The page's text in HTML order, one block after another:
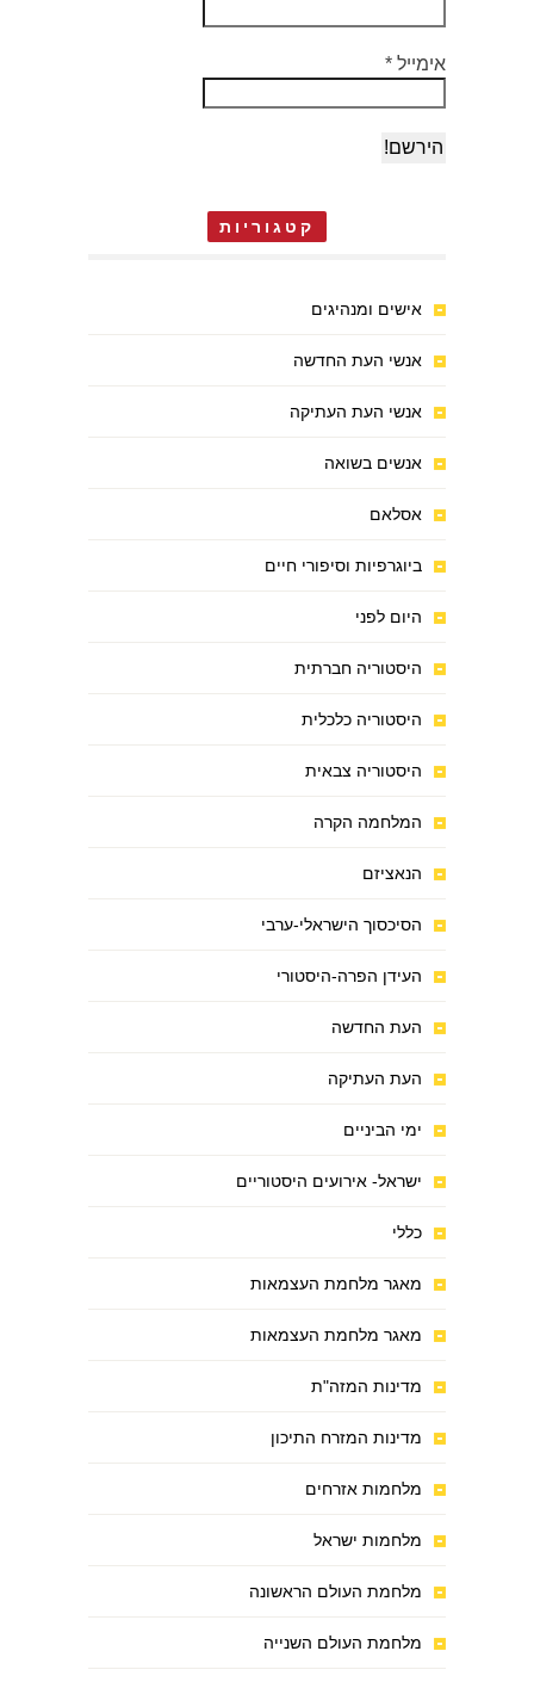
אימייל *
קטגוריות
אישים ומנהיגים
אנשי העת החדשה
אנשי העת העתיקה
אנשים בשואה
אסלאם
ביוגרפיות וסיפורי חיים
היום לפני
היסטוריה חברתית
היסטוריה כלכלית
היסטוריה צבאית
המלחמה הקרה
הנאציזם
הסיכסוך הישראלי-ערבי
העידן הפרה-היסטורי
העת החדשה
העת העתיקה
ימי הביניים
ישראל- אירועים היסטוריים
כללי
מאגר מלחמת העצמאות
מאגר מלחמת העצמאות
מדינות המזה"ת
מדינות המזרח התיכון
מלחמות אזרחים
מלחמות ישראל
מלחמת העולם הראשונה
מלחמת העולם השנייה